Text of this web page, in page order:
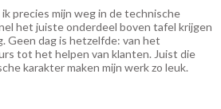
precies mijn weg in de technische
het juiste onderdeel boven tafel krijgen
Geen dag is hetzelfde: van het
tot het helpen van klanten. Juist die
karakter maken mijn werk zo leuk.